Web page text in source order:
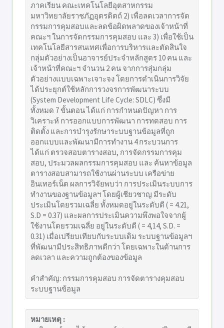
ภาคเรียน คณะเทคโนโลยีอุตสาหกรรม
มหาวิทยาลัยราชภัฏอุตรดิตถ์ 2) เพื่อลดเวลาการจัด
กรรมการคุมสอบและลดข้อผิดพลาดของเจ้าหน้าที่
คณะฯ ในการจัดกรรมการคุมสอบ และ 3) เพื่อใช้เป็น
เทคโนโลยีสารสนเทศเพื่อการบริหารและตัดสินใจ
กลุ่มตัวอย่างเป็นอาจารย์ประจำหลักสูตร 10 คน และ
เจ้าหน้าที่คณะฯ จำนวน 2 คน จากการสุ่มกลุ่ม
ตัวอย่างแบบเฉพาะเจาะจง โดยการดำเนินการวิจัย
ได้ประยุกต์ใช้หลักการวงจรการพัฒนาระบบ
(System Development Life Cycle: SDLC) ซึ่งมี
ทั้งหมด 7 ขั้นตอน ได้แก่ การกำหนดปัญหา การ
วิเคราะห์ การออกแบบการพัฒนา การทดสอบ การ
ติดตั้ง และการบำรุงรักษาระบบฐานข้อมูลที่ถูก
ออกแบบและพัฒนามีการทำงาน 4 กระบวนการ
ได้แก่ ตรวจสอบตารางสอบ, การจัดกรรมการคุม
สอบ, ประมวลผลกรรมการคุมสอบ และ ค้นหาข้อมูล
ตารางสอบสามารถใช้งานผ่านระบบ เครือข่าย
อินเทอร์เน็ต ผลการวิจัยพบว่า การประเมินระบบการ
ทำงานของฐานข้อมูลฯ โดยผู้เชียวชาญ มีระดับ
ประเมินโดยรวมเฉลี่ย ทั้งหมดอยู่ในระดับดี ( = 4.21,
S.D = 0.37) และผลการประเมินความพึงพอใจจากผู้
ใช้งานโดยรวมเฉลี่ย อยู่ในระดับดี ( = 4,14, S.D. =
0.31) เมื่อเปรียบเทียบกับระบบเดิม ระบบฐานข้อมูลฯ
ที่พัฒนามีประสิทธิภาพดีกว่า โดยเฉพาะในด้านการ
ลดเวลา และความถูกต้องของข้อมูล
คำสำคัญ: กรรมการคุมสอบ การจัดตารางคุมสอบ
ระบบฐานข้อมูล
หมายเหตุ :